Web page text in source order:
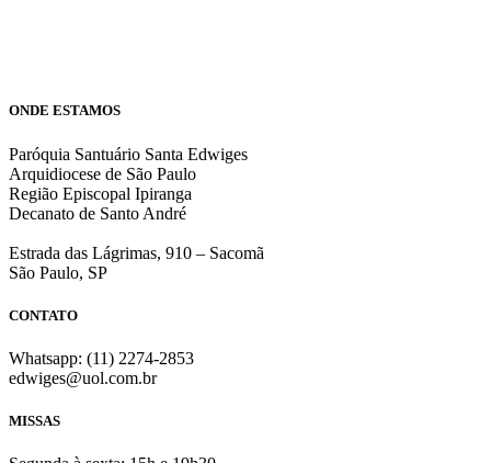
ONDE ESTAMOS
Paróquia Santuário Santa Edwiges
Arquidiocese de São Paulo
Região Episcopal Ipiranga
Decanato de Santo André
Estrada das Lágrimas, 910 – Sacomã
São Paulo, SP
CONTATO
Whatsapp: (11) 2274-2853
edwiges@uol.com.br
MISSAS